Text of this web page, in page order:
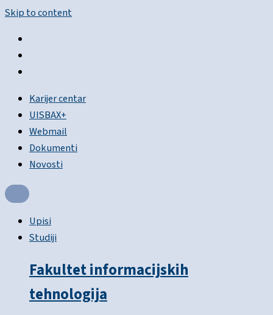
Skip to content
Karijer centar
UISBAX+
Webmail
Dokumenti
Novosti
Upisi
Studiji
Fakultet informacijskih
tehnologija